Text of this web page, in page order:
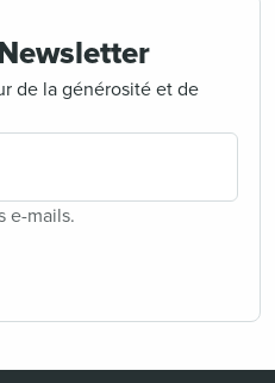
de la générosité et de
e-mails.